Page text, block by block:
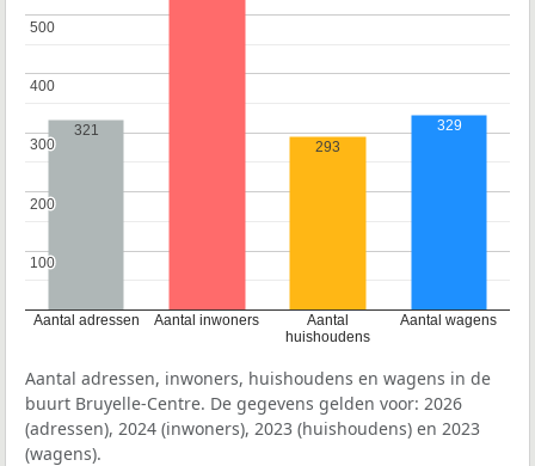
Aantal adressen Aantal inwoners
Aantal
huishoudens
Aantal wagens
100
100
200
200
300
300
400
400
500
500
321
293
329
Aantal adressen, inwoners, huishoudens en wagens in de
buurt Bruyelle-Centre. De gegevens gelden voor: 2026
(adressen), 2024 (inwoners), 2023 (huishoudens) en 2023
(wagens).